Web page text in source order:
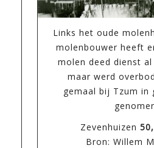
Links het oude
molenbouwer heeft
molen deed dienst
maar werd
gemaal bij Tzum in
Zevenhuizen
Bron: Willem